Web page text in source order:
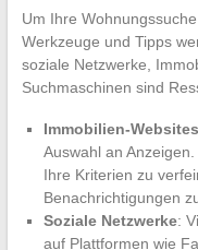
Um Ihre
Werkzeuge und Tipps
soziale Netzwerke,
Suchmaschinen sind
Immobilien-Websites
Auswahl an
Ihre Kriterien zu
Benachrichtigungen
Soziale Netzwerke:
auf Plattformen wie